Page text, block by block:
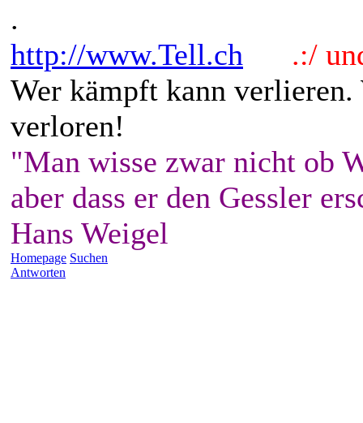
.
http://www.Tell.ch
.:/
Wer kämpft kann
verloren!
"Man wisse zwar nicht ob
aber dass er den Gessler
Hans Weigel
Homepage Suchen
Antworten